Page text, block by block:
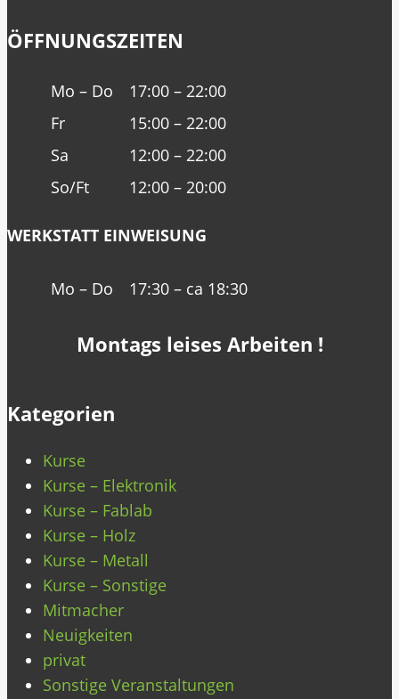
ÖFFNUNGSZEITEN
Mo – Do
17:00 – 22:00
Fr
15:00 – 22:00
Sa
12:00 – 22:00
So/Ft
12:00 – 20:00
WERKSTATT EINWEISUNG
Mo – Do 17:30 – ca 18:30
Montags leises Arbeiten !
Kategorien
Kurse
Kurse – Elektronik
Kurse – Fablab
Kurse – Holz
Kurse – Metall
Kurse – Sonstige
Mitmacher
Neuigkeiten
privat
Sonstige Veranstaltungen